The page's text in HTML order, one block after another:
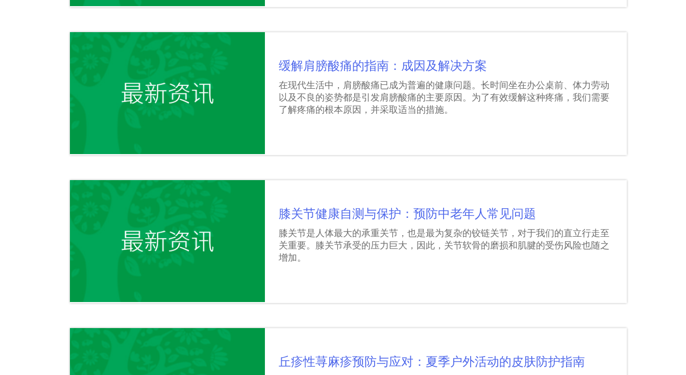
缓解肩膀酸痛的指南：成因及解决方案
在现代生活中，肩膀酸痛已成为普遍的健康问题。长时间坐在办公桌前、体力劳动
以及不良的姿势都是引发肩膀酸痛的主要原因。为了有效缓解这种疼痛，我们需要
了解疼痛的根本原因，并采取适当的措施。
膝关节健康自测与保护：预防中老年人常见问题
膝关节是人体最大的承重关节，也是最为复杂的铰链关节，对于我们的直立行走至
关重要。膝关节承受的压力巨大，因此，关节软骨的磨损和肌腱的受伤风险也随之
增加。
丘疹性荨麻疹预防与应对：夏季户外活动的皮肤防护指南